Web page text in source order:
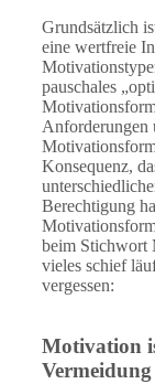
Grundsätzlich
eine wertfreie
pauschales
Anforderungen
Konsequenz,
Berechtigung
beim Stichwort
vieles schief
vergessen:
Motivation